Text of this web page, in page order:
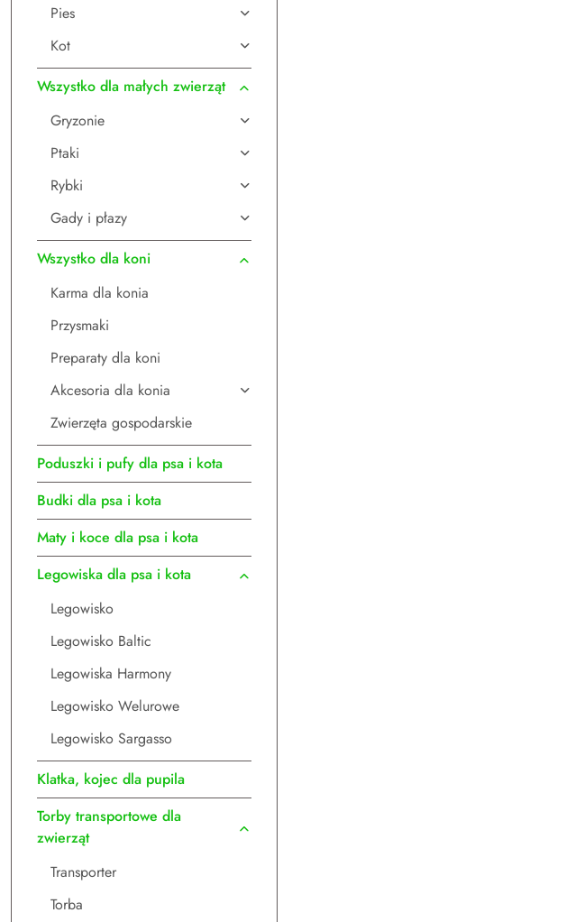
Pies
Kot
Wszystko dla małych zwierząt
Gryzonie
Ptaki
Rybki
Gady i płazy
Wszystko dla koni
Karma dla konia
Przysmaki
Preparaty dla koni
Akcesoria dla konia
Zwierzęta gospodarskie
Poduszki i pufy dla psa i kota
Budki dla psa i kota
Maty i koce dla psa i kota
Legowiska dla psa i kota
Legowisko
Legowisko Baltic
Legowiska Harmony
Legowisko Welurowe
Legowisko Sargasso
Klatka, kojec dla pupila
Torby transportowe dla
zwierząt
Transporter
Torba